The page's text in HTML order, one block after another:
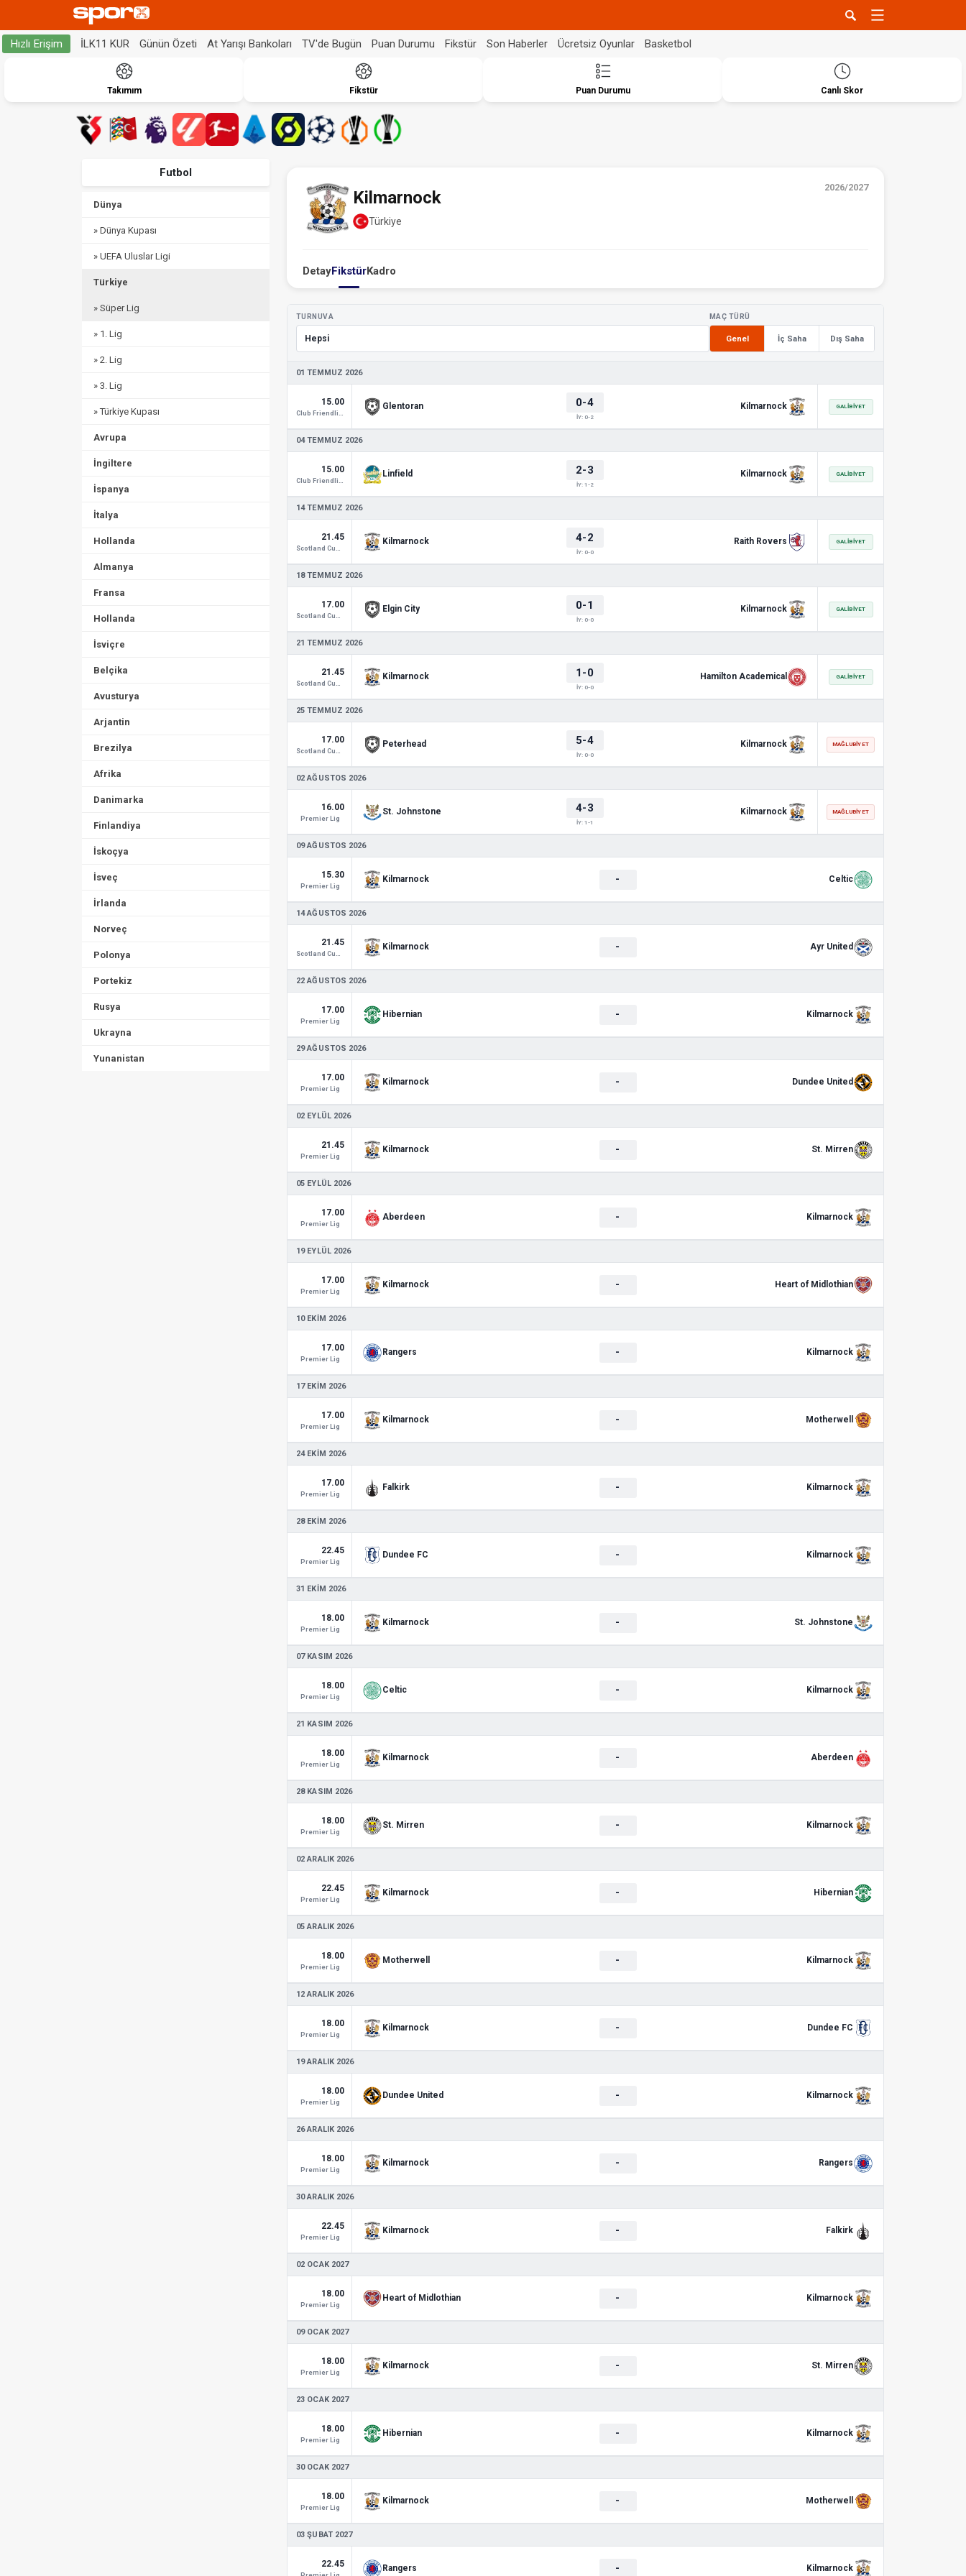
Hızlı Erişim İLK11 KUR Günün Özeti At Yarışı Bankoları TV'de Bugün Puan Durumu Fikstür Son Haberler Ücretsiz Oyunlar Basketbol
Takımım Fikstür Puan Durumu Canlı Skor
Futbol
Dünya
» Dünya Kupası
» UEFA Uluslar Ligi
Türkiye
» Süper Lig
» 1. Lig
» 2. Lig
» 3. Lig
» Türkiye Kupası
Avrupa
İngiltere
İspanya
İtalya
Hollanda
Almanya
Fransa
Hollanda
İsviçre
Belçika
Avusturya
Arjantin
Brezilya
Afrika
Danimarka
Finlandiya
İskoçya
İsveç
İrlanda
Norveç
Polonya
Portekiz
Rusya
Ukrayna
Yunanistan
2026/2027
Kilmarnock
Türkiye
DetayFikstürKadro
TURNUVA MAÇ TÜRÜ
Genel İç Saha Dış Saha
01 TEMMUZ 2026
15.00 Glentoran 0-4
İY: 0-2
Kilmarnock GALIBIYET
04 TEMMUZ 2026
15.00 Linfield 2-3
İY: 1-2
Kilmarnock GALIBIYET
14 TEMMUZ 2026
21.45 Kilmarnock 4-2
İY: 0-0
Raith Rovers GALIBIYET
18 TEMMUZ 2026
17.00 Elgin City 0-1
İY: 0-0
Kilmarnock GALIBIYET
21 TEMMUZ 2026
21.45 Kilmarnock 1-0
İY: 0-0
Hamilton Academical GALIBIYET
25 TEMMUZ 2026
17.00 Peterhead 5-4
İY: 0-0
Kilmarnock MAĞLUBIYET
02 AĞUSTOS 2026
16.00
Premier Lig
St. Johnstone 4-3
İY: 1-1
Kilmarnock MAĞLUBIYET
09 AĞUSTOS 2026
15.30
Premier Lig
Kilmarnock - Celtic
14 AĞUSTOS 2026
21.45 Kilmarnock - Ayr United
22 AĞUSTOS 2026
17.00
Premier Lig
Hibernian - Kilmarnock
29 AĞUSTOS 2026
17.00
Premier Lig
Kilmarnock - Dundee United
02 EYLÜL 2026
21.45
Premier Lig
Kilmarnock - St. Mirren
05 EYLÜL 2026
17.00
Premier Lig
Aberdeen - Kilmarnock
19 EYLÜL 2026
17.00
Premier Lig
Kilmarnock - Heart of Midlothian
10 EKIM 2026
17.00
Premier Lig
Rangers - Kilmarnock
17 EKIM 2026
17.00
Premier Lig
Kilmarnock - Motherwell
24 EKIM 2026
17.00
Premier Lig
Falkirk - Kilmarnock
28 EKIM 2026
22.45
Premier Lig
Dundee FC - Kilmarnock
31 EKIM 2026
18.00
Premier Lig
Kilmarnock - St. Johnstone
07 KASIM 2026
18.00
Premier Lig
Celtic - Kilmarnock
21 KASIM 2026
18.00
Premier Lig
Kilmarnock - Aberdeen
28 KASIM 2026
18.00
Premier Lig
St. Mirren - Kilmarnock
02 ARALIK 2026
22.45
Premier Lig
Kilmarnock - Hibernian
05 ARALIK 2026
18.00
Premier Lig
Motherwell - Kilmarnock
12 ARALIK 2026
18.00
Premier Lig
Kilmarnock - Dundee FC
19 ARALIK 2026
18.00
Premier Lig
Dundee United - Kilmarnock
26 ARALIK 2026
18.00
Premier Lig
Kilmarnock - Rangers
30 ARALIK 2026
22.45
Premier Lig
Kilmarnock - Falkirk
02 OCAK 2027
18.00
Premier Lig
Heart of Midlothian - Kilmarnock
09 OCAK 2027
18.00
Premier Lig
Kilmarnock - St. Mirren
23 OCAK 2027
18.00
Premier Lig
Hibernian - Kilmarnock
30 OCAK 2027
18.00
Premier Lig
Kilmarnock - Motherwell
03 ŞUBAT 2027
22.45 Rangers - Kilmarnock